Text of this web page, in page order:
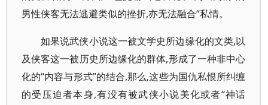
男性侠客无法逃避类似的挫折,亦无法融合“私情。
如果说武侠小说这一被文学史所边缘化的文类,以
及侠客这一被历史所边缘化的群体,形成了一种非中心
化的“内容与形式”的结合,那么,这些为国仇私恨所纠缠
的受压迫者本身,有没有被武侠小说美化或者“神话